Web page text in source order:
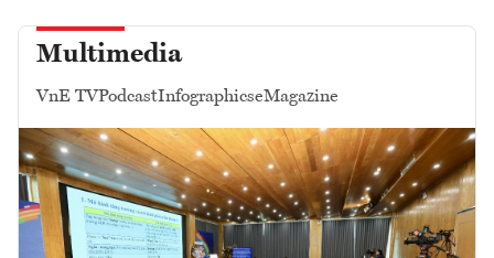
Multimedia
VnE TVPodcastInfographicseMagazine